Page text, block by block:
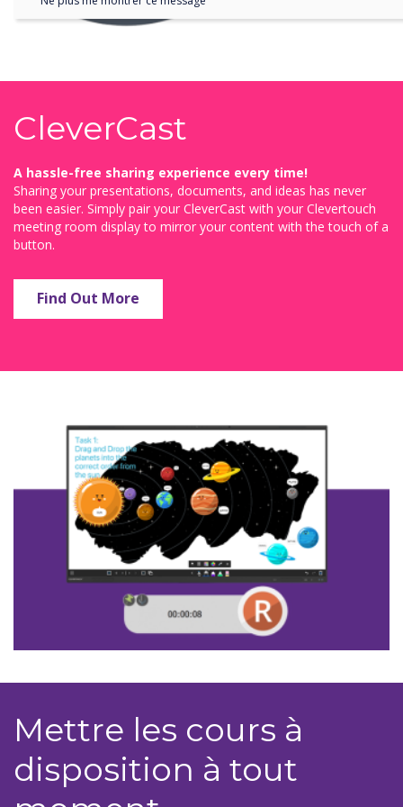
CleverCast
A hassle-free sharing experience every time!
Sharing your presentations, documents, and ideas has never
been easier. Simply pair your CleverCast with your Clevertouch
meeting room display to mirror your content with the touch of a
button.
Find Out More
Mettre les cours à
disposition à tout